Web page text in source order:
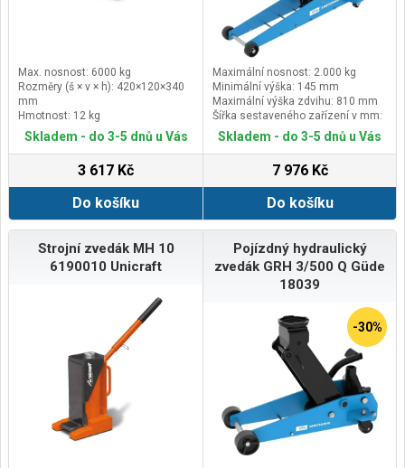
Max. nosnost: 6000 kg
Rozměry (š × v × h): 420×120×340
mm
Hmotnost: 12 kg
Skladem - do 3-5 dnů u Vás
3 617 Kč
Do košíku
Maximální nosnost: 2.000 kg
Minimální výška: 145 mm
Maximální výška zdvihu: 810 mm
Šířka sestaveného zařízení v mm:
435
Skladem - do 3-5 dnů u Vás
7 976 Kč
Do košíku
Strojní zvedák MH 10
6190010 Unicraft
Pojízdný hydraulický
zvedák GRH 3/500 Q Güde
18039
-30%